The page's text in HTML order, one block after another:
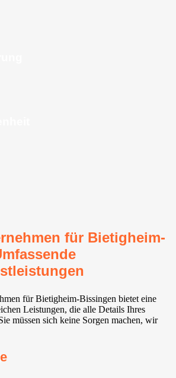
für Bietigheim-
für Bietigheim-Bissingen⁠ bietet eine
Leistungen, die alle Details Ihres
müssen sich keine Sorgen machen, wir